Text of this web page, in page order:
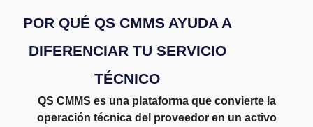
POR QUÉ QS CMMS AYUDA A
DIFERENCIAR TU SERVICIO
TÉCNICO
QS CMMS es una plataforma que convierte la
operación técnica del proveedor en un activo